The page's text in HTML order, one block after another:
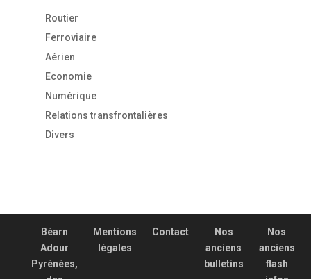
Routier
Ferroviaire
Aérien
Economie
Numérique
Relations transfrontalières
Divers
Béarn
Adour
Pyrénées,
Mentions
légales
Contact
Nos
anciens
bulletins
Nos
anciens
flash